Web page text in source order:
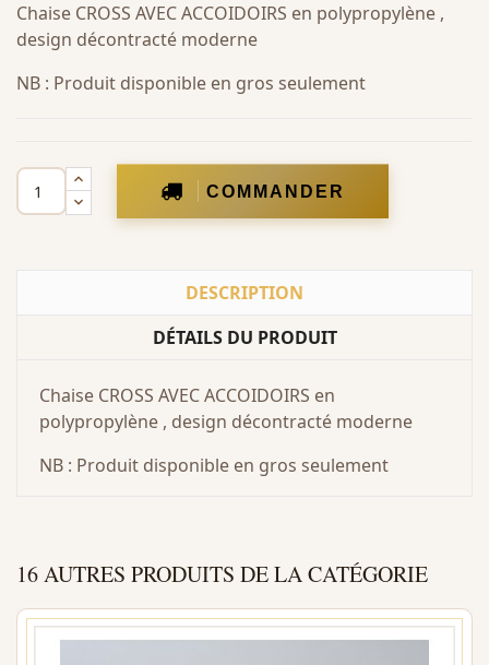
Chaise CROSS AVEC ACCOIDOIRS en polypropylène ,
design décontracté moderne
NB : Produit disponible en gros seulement
COMMANDER
DESCRIPTION
DÉTAILS DU PRODUIT
Chaise CROSS AVEC ACCOIDOIRS en
polypropylène , design décontracté moderne
NB : Produit disponible en gros seulement
16 AUTRES PRODUITS DE LA CATÉGORIE